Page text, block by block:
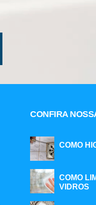
CONFIRA
COMO
COMO
VIDROS